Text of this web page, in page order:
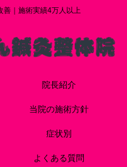
善｜施術実績4万人以上
院長紹介
当院の施術方針
症状別
よくある質問